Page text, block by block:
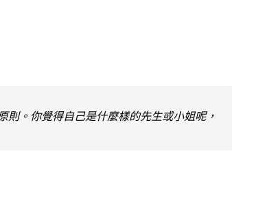
。你覺得自己是什麼樣的先生或小姐呢，